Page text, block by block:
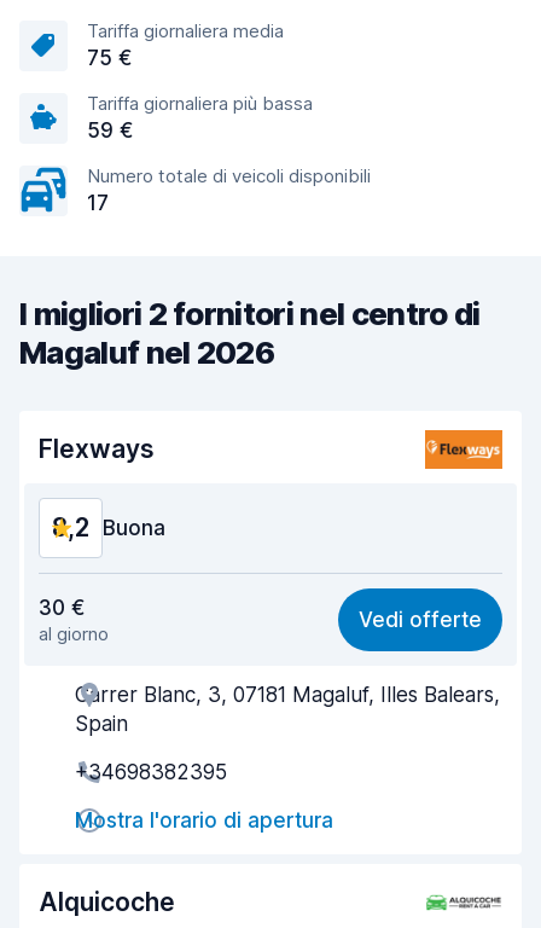
Tariffa giornaliera media
75 €
Tariffa giornaliera più bassa
59 €
Numero totale di veicoli disponibili
17
I migliori 2 fornitori nel centro di
Magaluf nel 2026
Flexways
8,2 Buona
8,1
Facile da trovare 8,2
Gentilezza degli agenti 8,1
Condizioni dell'auto 8,3
30 €
al giorno
Vedi offerte
Carrer Blanc, 3, 07181 Magaluf, Illes Balears,
Spain
+34698382395
Mostra l'orario di apertura
Alquicoche